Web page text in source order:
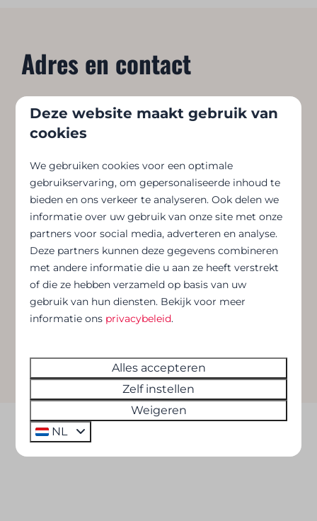
Adres en contact
Telefoonnummer:
Deze website maakt gebruik van
cookies
We gebruiken cookies voor een optimale
gebruikservaring, om gepersonaliseerde inhoud te
bieden en ons verkeer te analyseren. Ook delen we
informatie over uw gebruik van onze site met onze
partners voor social media, adverteren en analyse.
Deze partners kunnen deze gegevens combineren
met andere informatie die u aan ze heeft verstrekt
of die ze hebben verzameld op basis van uw
gebruik van hun diensten. Bekijk voor meer
informatie ons privacybeleid.
Alles accepteren
Zelf instellen
Weigeren
NL